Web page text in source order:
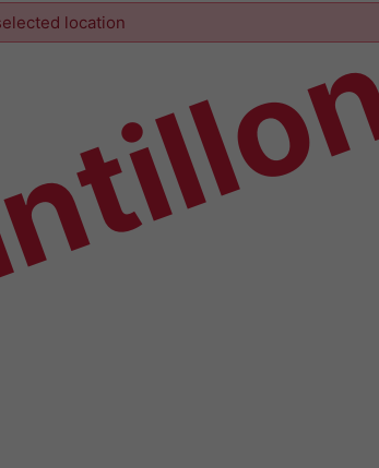
location